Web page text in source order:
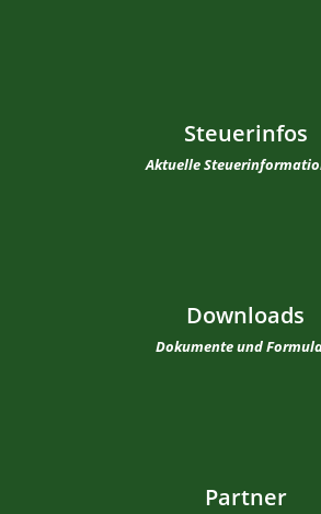
Steuerinfos
Aktuelle
Downloads
Dokumente und
Partner